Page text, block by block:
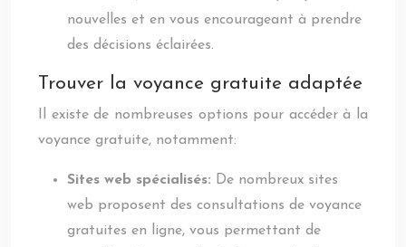
nouvelles et en vous encourageant à prendre
des décisions éclairées.
Trouver la voyance gratuite adaptée
Il existe de nombreuses options pour accéder à la
voyance gratuite, notamment:
Sites web spécialisés: De nombreux sites
web proposent des consultations de voyance
gratuites en ligne, vous permettant de